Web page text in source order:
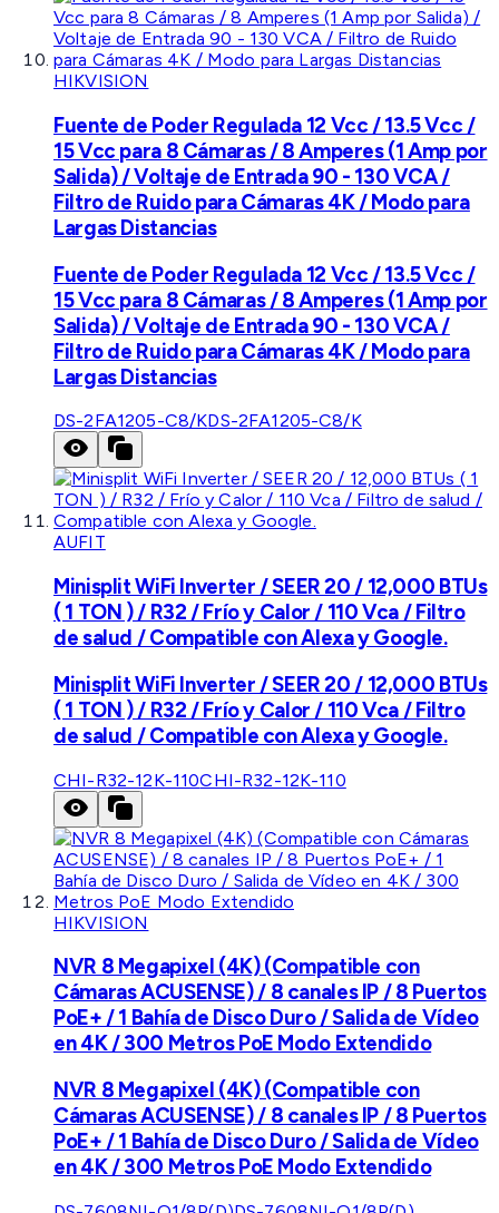
HIKVISION
Fuente de Poder Regulada 12 Vcc / 13.5 Vcc /
15 Vcc para 8 Cámaras / 8 Amperes (1 Amp por
Salida) / Voltaje de Entrada 90 - 130 VCA /
Filtro de Ruido para Cámaras 4K / Modo para
Largas Distancias
Fuente de Poder Regulada 12 Vcc / 13.5 Vcc /
15 Vcc para 8 Cámaras / 8 Amperes (1 Amp por
Salida) / Voltaje de Entrada 90 - 130 VCA /
Filtro de Ruido para Cámaras 4K / Modo para
Largas Distancias
DS-2FA1205-C8/KDS-2FA1205-C8/K
AUFIT
Minisplit WiFi Inverter / SEER 20 / 12,000 BTUs
( 1 TON ) / R32 / Frío y Calor / 110 Vca / Filtro
de salud / Compatible con Alexa y Google.
Minisplit WiFi Inverter / SEER 20 / 12,000 BTUs
( 1 TON ) / R32 / Frío y Calor / 110 Vca / Filtro
de salud / Compatible con Alexa y Google.
CHI-R32-12K-110CHI-R32-12K-110
HIKVISION
NVR 8 Megapixel (4K) (Compatible con
Cámaras ACUSENSE) / 8 canales IP / 8 Puertos
PoE+ / 1 Bahía de Disco Duro / Salida de Vídeo
en 4K / 300 Metros PoE Modo Extendido
NVR 8 Megapixel (4K) (Compatible con
Cámaras ACUSENSE) / 8 canales IP / 8 Puertos
PoE+ / 1 Bahía de Disco Duro / Salida de Vídeo
en 4K / 300 Metros PoE Modo Extendido